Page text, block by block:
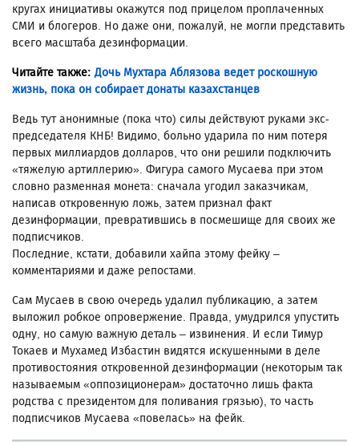
кругах инициативы окажутся под прицелом проплаченных
СМИ и блогеров. Но даже они, пожалуй, не могли представить
всего масштаба дезинформации.
Читайте также:Дочь Мухтара Аблязова ведет роскошную
жизнь, пока он собирает донаты казахстанцев
Ведь тут анонимные (пока что) силы действуют руками экс-
председателя КНБ! Видимо, больно ударила по ним потеря
первых миллиардов долларов, что они решили подключить
«тяжелую артиллерию». Фигура самого Мусаева при этом
словно разменная монета: сначала угодил заказчикам,
написав откровенную ложь, затем признал факт
дезинформации, превратившись в посмешище для своих же
подписчиков.
Последние, кстати, добавили хайпа этому фейку –
комментариями и даже репостами.
Сам Мусаев в свою очередь удалил публикацию, а затем
выложил робкое опровержение. Правда, умудрился упустить
одну, но самую важную деталь – извинения. И если Тимур
Токаев и Мухамед Избастин видятся искушенными в деле
противостояния откровенной дезинформации (некоторым так
называемым «оппозиционерам» достаточно лишь факта
родства с президентом для поливания грязью), то часть
подписчиков Мусаева «повелась» на фейк.